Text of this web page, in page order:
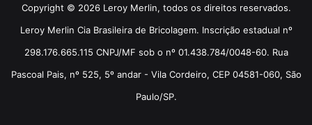
Copyright © 2026 Leroy Merlin, todos os direitos reservados.
Leroy Merlin Cia Brasileira de Bricolagem. Inscrição estadual nº
298.176.665.115 CNPJ/MF sob o nº 01.438.784/0048-60. Rua
Pascoal Pais, nº 525, 5º andar - Vila Cordeiro, CEP 04581-060, São
Paulo/SP.